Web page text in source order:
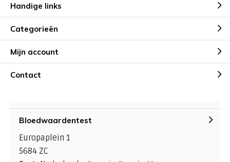
Handige links
Categorieën
Mijn account
Contact
Bloedwaardentest
Europaplein 1
5684 ZC